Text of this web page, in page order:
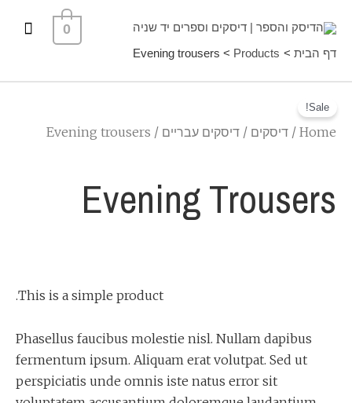
0
דף הבית Products
Evening trousers
Sale!
Home
/ דיסקים / דיסקים עבריים / Evening trousers
Evening Trousers
This is a simple product.
Phasellus faucibus molestie nisl. Nullam dapibus
fermentum ipsum. Aliquam erat volutpat. Sed ut
perspiciatis unde omnis iste natus error sit